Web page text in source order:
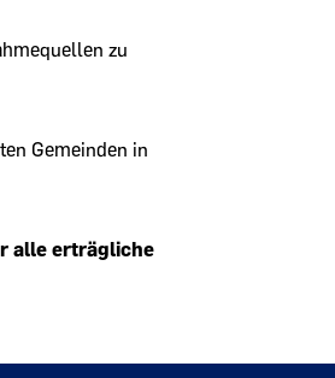
zu
Gemeinden in
alle erträgliche